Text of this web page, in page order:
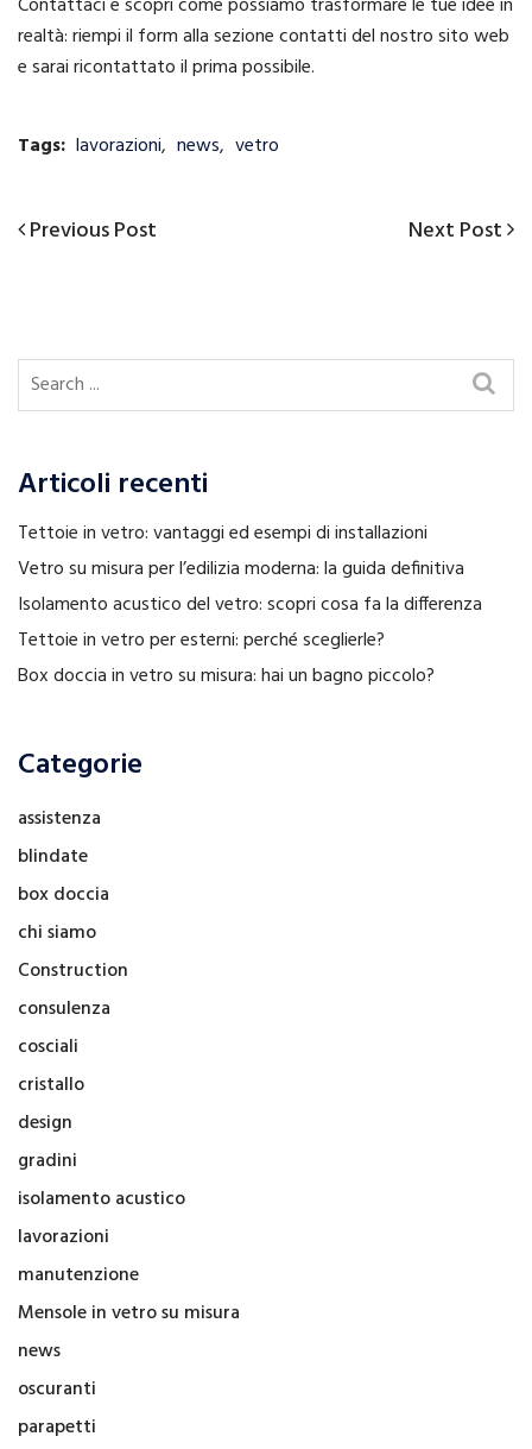
Contattaci e scopri come possiamo trasformare le tue idee in
realtà: riempi il form alla sezione contatti del nostro sito web
e sarai ricontattato il prima possibile.
Tags: lavorazioni, news, vetro
Navigazione
Previous
Previous Post
Next
Next Post
Articoli recenti
Tettoie in vetro: vantaggi ed esempi di installazioni
Vetro su misura per l’edilizia moderna: la guida definitiva
Isolamento acustico del vetro: scopri cosa fa la differenza
Tettoie in vetro per esterni: perché sceglierle?
Box doccia in vetro su misura: hai un bagno piccolo?
Categorie
assistenza
blindate
box doccia
chi siamo
Construction
consulenza
cosciali
cristallo
design
gradini
isolamento acustico
lavorazioni
manutenzione
Mensole in vetro su misura
news
oscuranti
parapetti